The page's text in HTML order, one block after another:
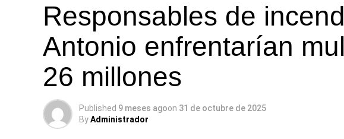
Responsables de
Antonio enfrentarían
26 millones
Published 9 meses agoon 31 de octubre de 2025
ByAdministrador